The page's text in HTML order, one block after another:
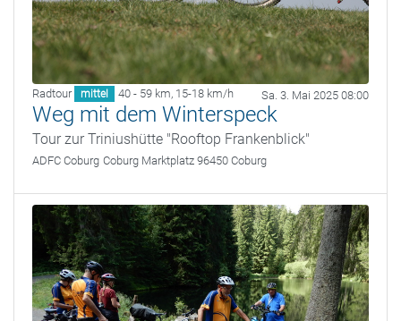
Radtour mittel 40 - 59 km, 15-18 km/h Sa. 3. Mai 2025 08:00
Weg mit dem Winterspeck
Tour zur Triniushütte "Rooftop Frankenblick"
ADFC Coburg Coburg Marktplatz 96450 Coburg